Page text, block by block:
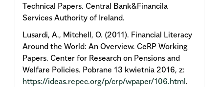
Technical Papers. Central Bank&Financila
Services Authority of Ireland.
Lusardi, A., Mitchell, O. (2011). Financial Literacy
Around the World: An Overview. CeRP Working
Papers. Center for Research on Pensions and
Welfare Policies. Pobrane 13 kwietnia 2016, z:
https://ideas.repec.org/p/crp/wpaper/106.html.